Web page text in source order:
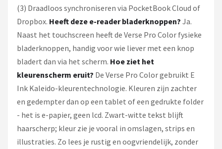
(3) Draadloos synchroniseren via PocketBook Cloud of
Dropbox. Heeft deze e-reader bladerknoppen? Ja.
Naast het touchscreen heeft de Verse Pro Color fysieke
bladerknoppen, handig voor wie liever met een knop
bladert dan via het scherm. Hoe ziet het
kleurenscherm eruit? De Verse Pro Color gebruikt E
Ink Kaleido-kleurentechnologie. Kleuren zijn zachter
en gedempter dan op een tablet of een gedrukte folder
- het is e-papier, geen lcd. Zwart-witte tekst blijft
haarscherp; kleur zie je vooral in omslagen, strips en
illustraties. Zo lees je rustig en oogvriendelijk, zonder